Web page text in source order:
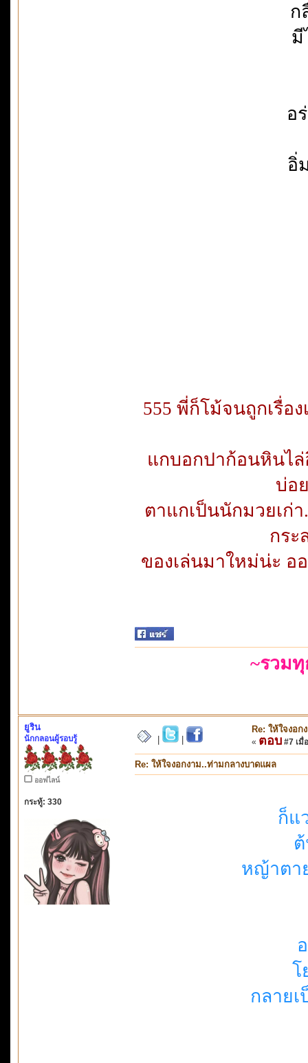
ก
มี
อ
อิ่
555 พี่ก็โม้จนถูกเรื่อ
แกบอกปาก้อนหินไล่
บ่อ
ตาแกเป็นนักมวยเก่
กระ
ของเล่นมาใหม่น่ะ อ
~รวม
ยูริน
นักกลอนผู้รอบรู้
ออฟไลน์
กระทู้: 330
Re: ให้ใจงอ
« ตอบ #7 เมื่
Re: ให้ใจงอกงาม..ท่ามกลางบาดแผล
ก็แ
หญ้าตา
โ
กลาย